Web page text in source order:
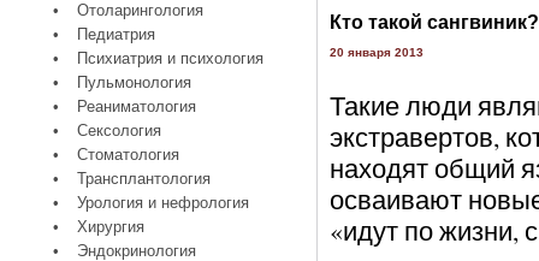
•
Отоларингология
•
Педиатрия
•
Психиатрия и психология
•
Пульмонология
•
Реаниматология
•
Сексология
•
Стоматология
•
Трансплантология
•
Урология и нефрология
•
Хирургия
•
Эндокринология
Кто такой сангвиник?
20 января 2013
Такие люди
экстравертов,
находят общий
осваивают
«идут по жизни,